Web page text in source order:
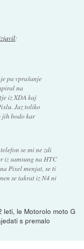
:
pa vprašanje
na
iz XDA kaj
Jaz toliko
jih bodo kar
se mi ne zdi
iz samsung na HTC
Pixel menjat, se ti
se takrat iz N4 ni
leti, le Motorolo moto G
s premalo